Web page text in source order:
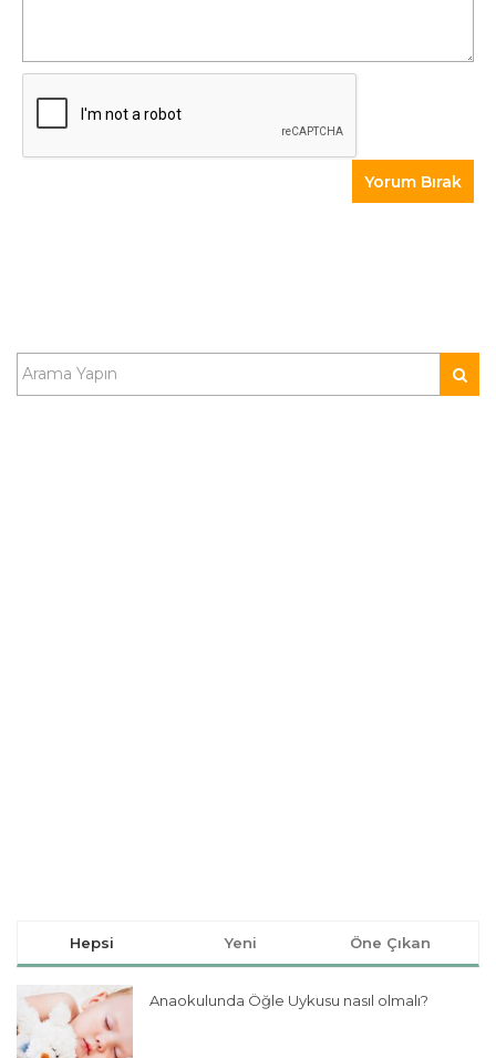
Hepsi Yeni Öne Çıkan
Anaokulunda Öğle Uykusu nasıl olmalı?